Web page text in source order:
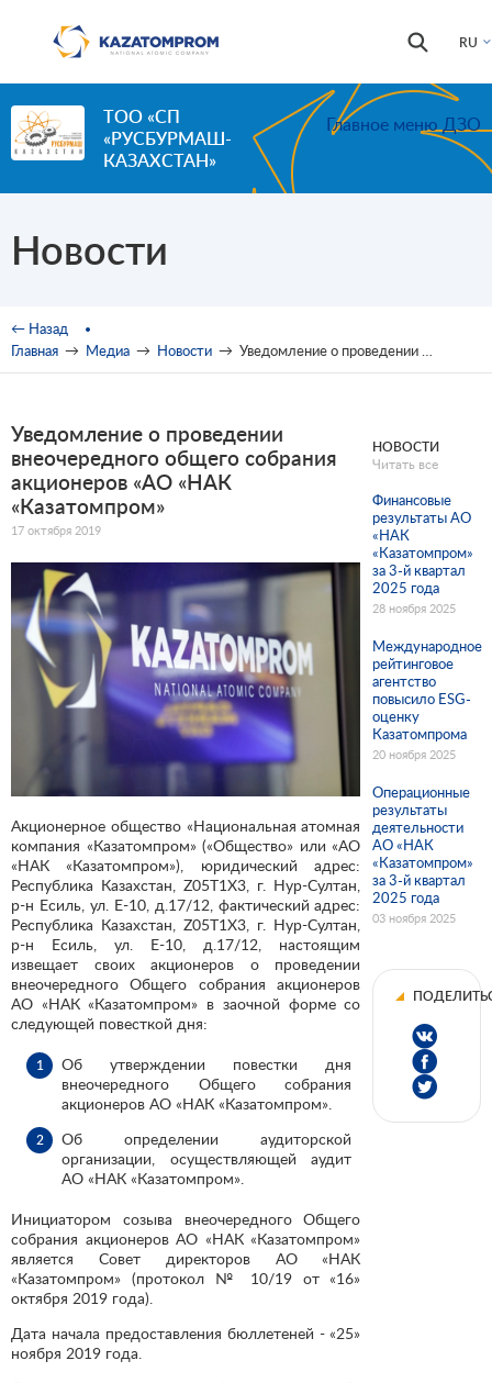
RU
Форма
Поиск
ТОО «СП
«РУСБУРМАШ-
КАЗАХСТАН»
Главное меню ДЗО
Новости
Вы здесь
← Назад
Главная → Медиа → Новости → Уведомление о проведении внеочередного общего собрания акционеров «АО «НАК «Казатомпром»
Уведомление о проведении
внеочередного общего собрания
акционеров «АО «НАК
«Казатомпром»
17 октября 2019
Акционерное общество «Национальная атомная
компания «Казатомпром» («Общество» или «АО
«НАК «Казатомпром»), юридический адрес:
Республика Казахстан, Z05T1X3, г. Нур-Султан,
р-н Есиль, ул. Е-10, д.17/12, фактический адрес:
Республика Казахстан, Z05T1X3, г. Нур-Султан,
р-н Есиль, ул. Е-10, д.17/12, настоящим
извещает своих акционеров о проведении
внеочередного Общего собрания акционеров
АО «НАК «Казатомпром» в заочной форме со
следующей повесткой дня:
Об утверждении повестки дня
внеочередного Общего собрания
акционеров АО «НАК «Казатомпром».
Об определении аудиторской
организации, осуществляющей аудит
АО «НАК «Казатомпром».
Инициатором созыва внеочередного Общего
собрания акционеров АО «НАК «Казатомпром»
является Совет директоров АО «НАК
«Казатомпром» (протокол № 10/19 от «16»
октября 2019 года).
Дата начала предоставления бюллетеней - «25»
ноября 2019 года.
НОВОСТИ
Читать все
Финансовые
результаты АО
«НАК
«Казатомпром»
за 3-й квартал
2025 года
28 ноября 2025
Международное
рейтинговое
агентство
повысило ESG-
оценку
Казатомпрома
20 ноября 2025
Операционные
результаты
деятельности
АО «НАК
«Казатомпром»
за 3-й квартал
2025 года
03 ноября 2025